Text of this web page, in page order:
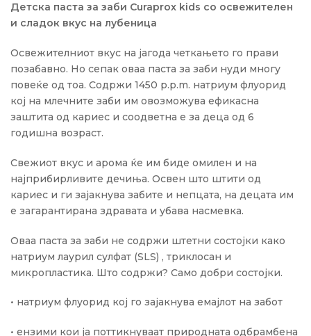
Детска паста за заби Curaprox kids со освежителен
и сладок вкус на лубеница
Освежителниот вкус на јагода четкањето го прави
позабавно. Но сепак оваа паста за заби нуди многу
повеќе од тоа. Содржи 1450 p.p.m. натриум флуорид
кој на млечните заби им овозможува ефикасна
заштита од кариес и соодветна е за деца од 6
годишна возраст.
Свежиот вкус и арома ќе им биде омилен и на
најприбирливите дечиња. Освен што штити од
кариес и ги зајакнува забите и непцата, на децата им
е загарантирана здравата и убава насмевка.
Оваа паста за заби не содржи штетни состојки како
натриум лаурил сулфат (SLS) , триклосан и
микропластика. Што содржи? Само добри состојки.
• натриум флуорид кој го зајакнува емајлот на забот
• ензими кои ја поттикнуваат природната одбрамбена